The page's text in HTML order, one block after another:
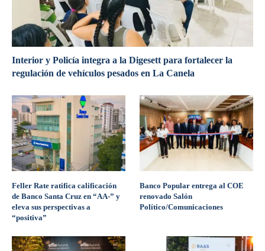
Interior y Policía integra a la Digesett para fortalecer la
regulación de vehículos pesados en La Canela
Feller Rate ratifica calificación
de Banco Santa Cruz en “AA-” y
eleva sus perspectivas a
“positiva”
Banco Popular entrega al COE
renovado Salón
Político/Comunicaciones